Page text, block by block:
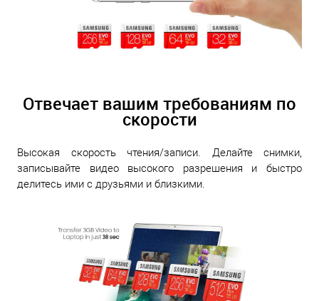
Отвечает вашим требованиям по
скорости
Высокая скорость чтения/записи. Делайте снимки,
записывайте видео высокого разрешения и быстро
делитесь ими с друзьями и близкими.